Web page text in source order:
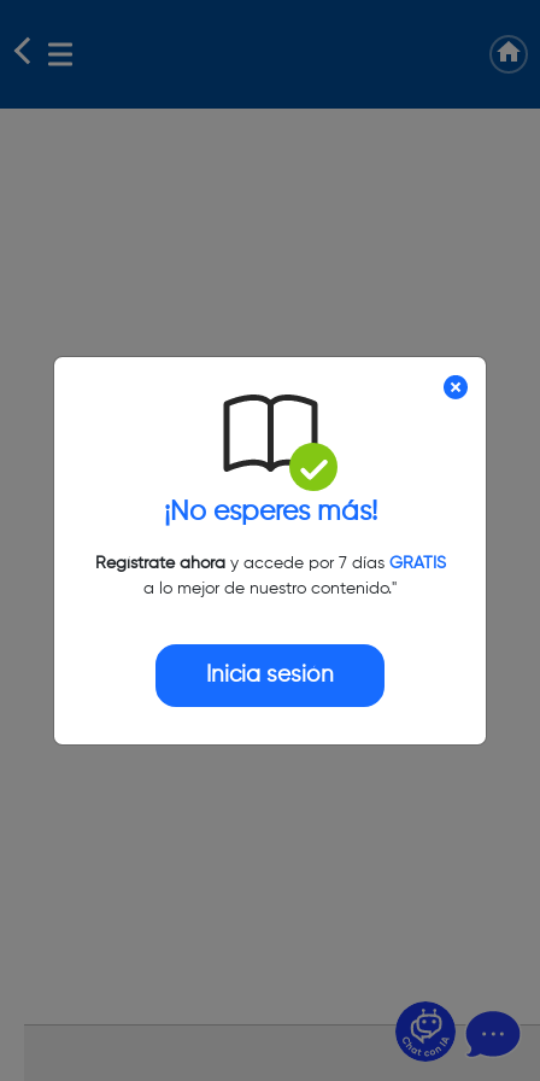
¡No esperes más!
Regístrate ahoray accede por 7 días GRATIS
a lo mejor de nuestro contenido."
Inicia sesión